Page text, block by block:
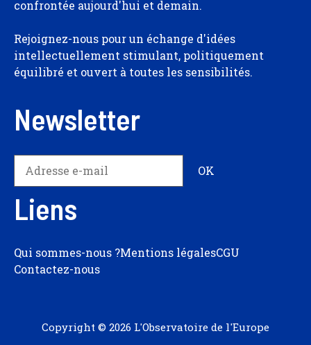
confrontée aujourd'hui et demain.
Rejoignez-nous pour un échange d'idées
intellectuellement stimulant, politiquement
équilibré et ouvert à toutes les sensibilités.
Newsletter
Liens
Qui sommes-nous ?Mentions légalesCGU
Contactez-nous
Copyright © 2026 L'Observatoire de l'Europe